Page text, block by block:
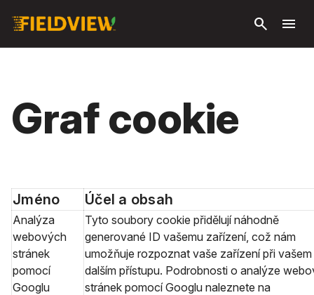
search menu
Graf cookie
Jméno Účel a obsah
Analýza
webových
stránek
pomocí
Googlu
Tyto soubory cookie přidělují náhodně
generované ID vašemu zařízení, což nám
umožňuje rozpoznat vaše zařízení při vašem
dalším přístupu. Podrobnosti o analýze
stránek pomocí Googlu naleznete na